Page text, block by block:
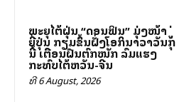
ພະຍຸໄຕ້ຝຸ່ນ “ດອນຟິນ” ມຸ່ງໜ້າສູ່
ຍີ່ປຸ່ນ ກຽມຂຶ້ນຝັ່ງໂອກິນາວາວັນສຸກ
ນີ້ ເຕືອນຝົນຕົກໜັກ ລົມແຮງ
ກະທົບໄຕ້ຫວັນ-ຈີນ
ທີ 6 August, 2026